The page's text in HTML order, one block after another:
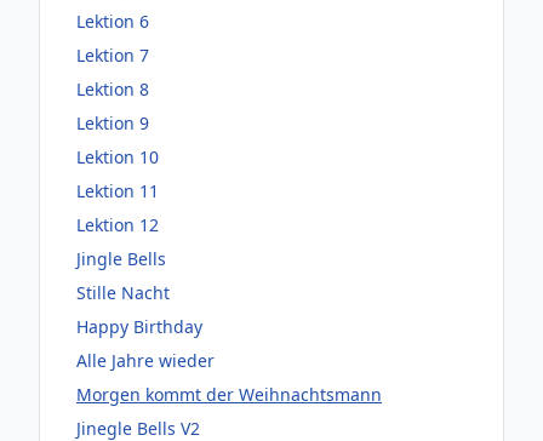
Lektion 6
Lektion 7
Lektion 8
Lektion 9
Lektion 10
Lektion 11
Lektion 12
Jingle Bells
Stille Nacht
Happy Birthday
Alle Jahre wieder
Morgen kommt der Weihnachtsmann
Jinegle Bells V2